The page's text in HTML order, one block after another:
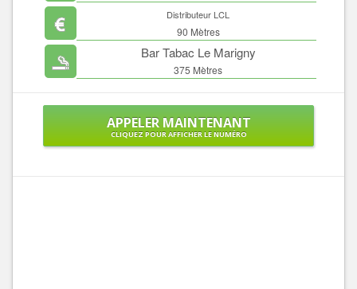
Distributeur LCL
90 Mètres
Bar Tabac Le Marigny
375 Mètres
APPELER MAINTENANT
CLIQUEZ POUR AFFICHER LE NUMÉRO